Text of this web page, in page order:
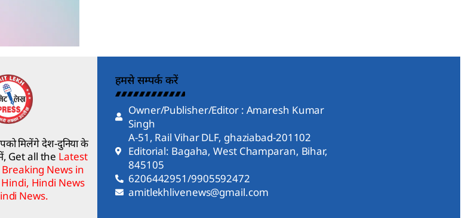
मिलेंगे देश-दुनिया के
में, Get all the Latest
News in
Hindi News
News.
हमसे सम्पर्क करें
Owner/Publisher/Editor : Amaresh Kumar
Singh
A-51, Rail Vihar DLF, ghaziabad-201102
Editorial: Bagaha, West Champaran, Bihar,
845105
6206442951/9905592472
amitlekhlivenews@gmail.com